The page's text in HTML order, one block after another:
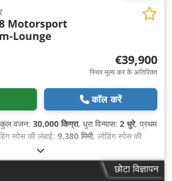
Motorsport
Lounge
€39,900
स्थिर मूल्य कर के अतिरिक्त
कॉल करें
वजन: 30,000 किग्रा, धुरा विन्यास: 2 धुरे, प्रथम
स्पेस की लंबाई: 9,380 मिमी, लोडिंग स्पेस की
स्पेस की ऊँचाई:
छोटा विज्ञापन